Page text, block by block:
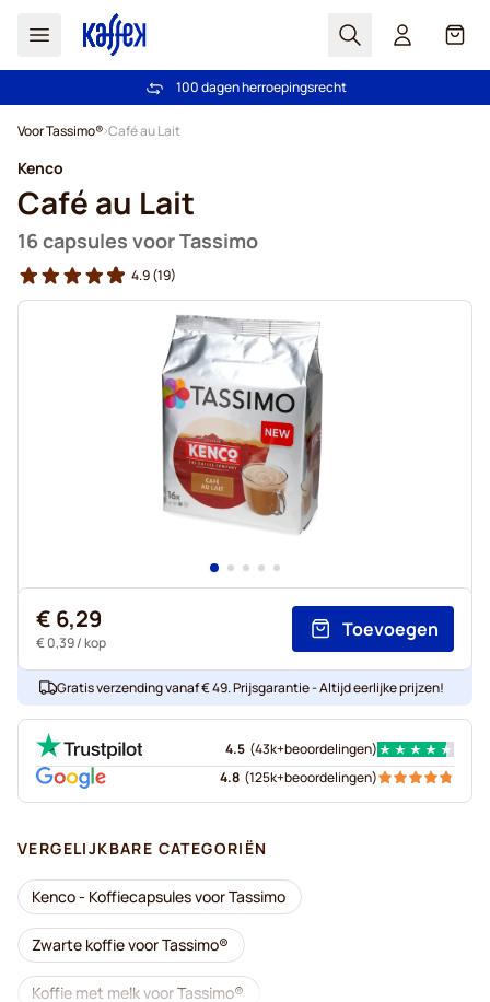
Zoek Cart
Gratis verzending vanaf € 49
100 dagen herroepingsrecht
Voor Tassimo® Café au Lait
Kenco
Café au Lait
16 capsules voor Tassimo
4.9(19)
€ 6,29
€ 0,39/ kop
Toevoegen
Gratis verzending vanaf € 49. Prijsgarantie - Altijd eerlijke prijzen!
4.5 (43k+beoordelingen)
4.8 (125k+beoordelingen)
VERGELIJKBARE CATEGORIËN
Kenco - Koffiecapsules voor Tassimo
Zwarte koffie voor Tassimo®
Koffie met melk voor Tassimo®